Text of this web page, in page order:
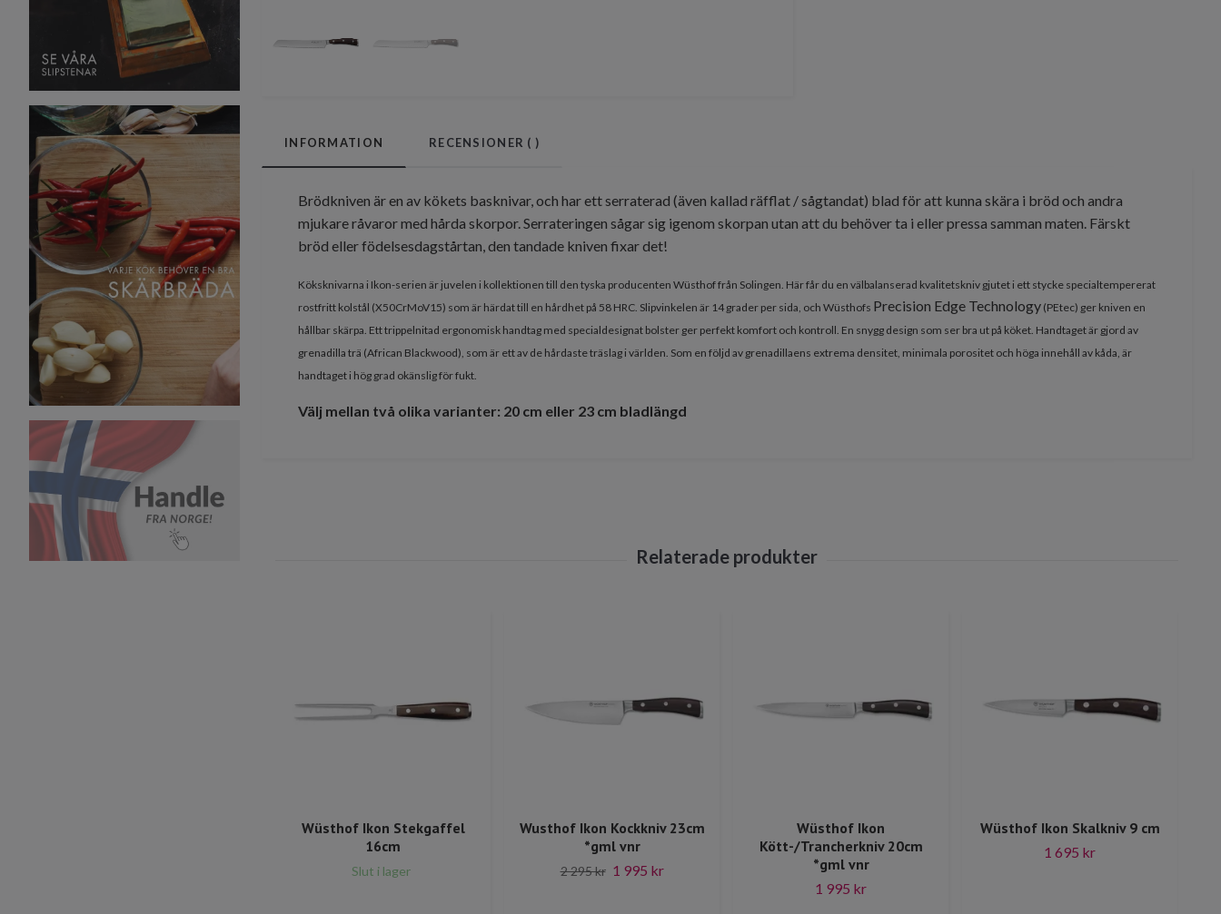
INFORMATION RECENSIONER ( )
Brödkniven är en av kökets basknivar, och har ett serraterad (även kallad räfflat / sågtandat) blad för att kunna skära i bröd och andra
mjukare råvaror med hårda skorpor. Serrateringen sågar sig igenom skorpan utan att du behöver ta i eller pressa samman maten. Färskt
bröd eller födelsesdagstårtan, den tandade kniven fixar det!
Köksknivarna i Ikon-serien är juvelen i kollektionen till den tyska producenten Wüsthof från Solingen. Här får du en välbalanserad kvalitetskniv gjutet i ett stycke specialtempererat
rostfritt kolstål (X50CrMoV15) som är härdat till en hårdhet på 58 HRC. Slipvinkelen är 14 grader per sida, och Wüsthofs Precision Edge Technology (PEtec) ger kniven en
hållbar skärpa. Ett trippelnitad ergonomisk handtag med specialdesignat bolster ger perfekt komfort och kontroll. En snygg design som ser bra ut på köket. Handtaget är gjord av
grenadilla trä (African Blackwood), som är ett av de hårdaste träslag i världen. Som en följd av grenadillaens extrema densitet, minimala porositet och höga innehåll av kåda, är
handtaget i hög grad okänslig för fukt.
Välj mellan två olika varianter: 20 cm eller 23 cm bladlängd
Wüsthof Ikon Stekgaffel
16cm
Slut i lager
Wusthof Ikon Kockkniv 23cm
*gml vnr
2 295 kr 1 995 kr
Wüsthof Ikon
Kött-/Trancherkniv 20cm
*gml vnr
1 995 kr
Wüsthof Ikon Skalkniv 9 cm
1 695 kr